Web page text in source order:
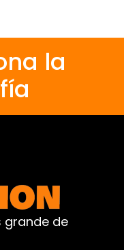
la
grande de